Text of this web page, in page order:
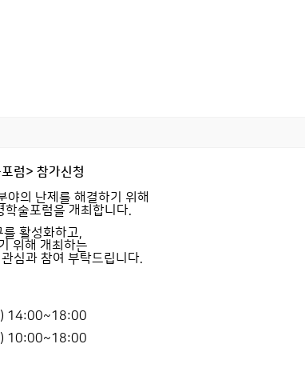
럼> 참가신청
야의 난제를 해결하기 위해
술포럼을 개최합니다.
활성화하고,
위해 개최하는
심과 참여 부탁드립니다.
14:00~18:00
10:00~18:00